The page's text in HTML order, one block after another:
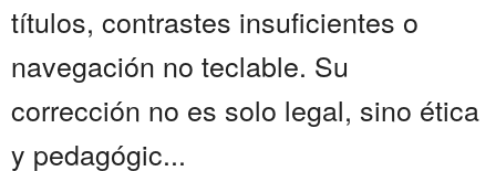
títulos, contrastes insuficientes o
navegación no teclable. Su
corrección no es solo legal, sino ética
y pedagógic...